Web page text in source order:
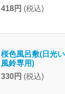
418円 (税込)
桜色風呂敷(日光
風鈴専用)
330円 (税込)